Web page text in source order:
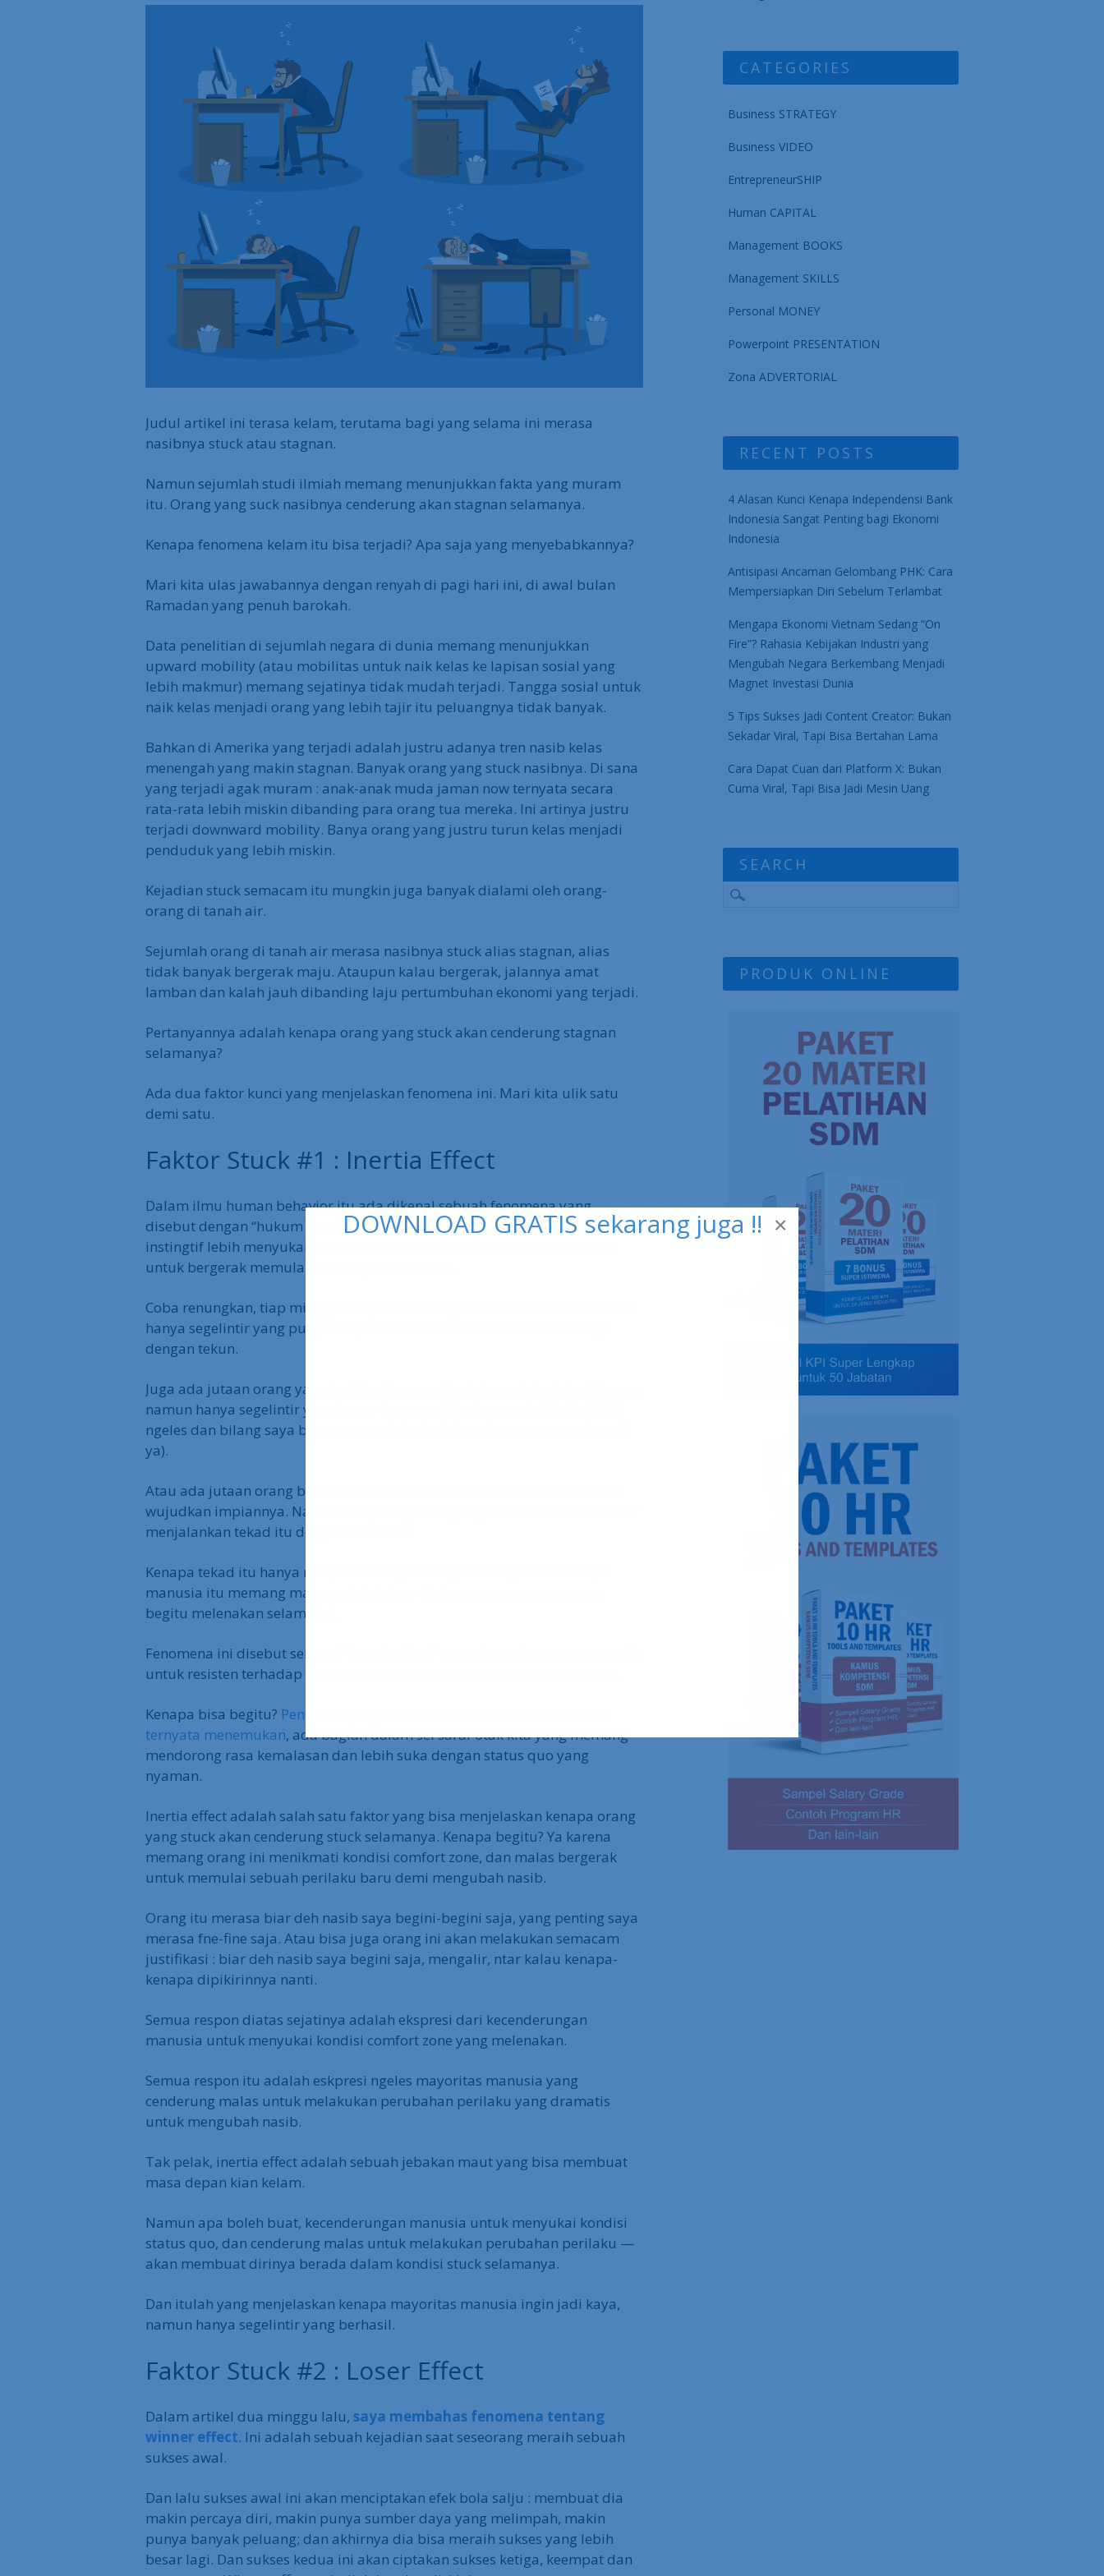
DOWNLOAD GRATIS sekarang juga !!
Judul artikel ini terasa kelam, terutama bagi yang selama ini merasa
nasibnya stuck atau stagnan.
Namun sejumlah studi ilmiah memang menunjukkan fakta yang muram
itu. Orang yang suck nasibnya cenderung akan stagnan selamanya.
Kenapa fenomena kelam itu bisa terjadi? Apa saja yang menyebabkannya?
Mari kita ulas jawabannya dengan renyah di pagi hari ini, di awal bulan
Ramadan yang penuh barokah.
Data penelitian di sejumlah negara di dunia memang menunjukkan
upward mobility (atau mobilitas untuk naik kelas ke lapisan sosial yang
lebih makmur) memang sejatinya tidak mudah terjadi. Tangga sosial untuk
naik kelas menjadi orang yang lebih tajir itu peluangnya tidak banyak.
Bahkan di Amerika yang terjadi adalah justru adanya tren nasib kelas
menengah yang makin stagnan. Banyak orang yang stuck nasibnya. Di sana
yang terjadi agak muram : anak-anak muda jaman now ternyata secara
rata-rata lebih miskin dibanding para orang tua mereka. Ini artinya justru
terjadi downward mobility. Banya orang yang justru turun kelas menjadi
penduduk yang lebih miskin.
Kejadian stuck semacam itu mungkin juga banyak dialami oleh orang-
orang di tanah air.
Sejumlah orang di tanah air merasa nasibnya stuck alias stagnan, alias
tidak banyak bergerak maju. Ataupun kalau bergerak, jalannya amat
lamban dan kalah jauh dibanding laju pertumbuhan ekonomi yang terjadi.
Pertanyannya adalah kenapa orang yang stuck akan cenderung stagnan
selamanya?
Ada dua faktor kunci yang menjelaskan fenomena ini. Mari kita ulik satu
demi satu.
Faktor Stuck #1 : Inertia Effect
Dalam ilmu human behavior itu ada dikenal sebuah fenomena yang
disebut dengan “hukum inersia”. Artinya : ternyata manusia itu secara
instingtif lebih menyukai kenyamanan status quo, dan cenderung malas
untuk bergerak memulai sebuah perilaku baru.
Coba renungkan, tiap minggu ada jutaan orang bertekad mau diet, namun
hanya segelintir yang punya disiplin untuk benar-benar melakukannya
dengan tekun.
Juga ada jutaan orang yang bertekad mau rajin olahraga biar tubuh bugar,
namun hanya segelintir yang benar-benar melakukannya (lebih dari 80%
ngeles dan bilang saya baru mau mulai saja kok malasnya setengah mati
ya).
Atau ada jutaan orang bertekad untuk memulai suatu inisitif baru untuk
wujudkan impiannya. Namun hanya segelintir yang kemudian benar-benar
menjalankan tekad itu dengan konsisten.
Kenapa tekad itu hanya menjadi omong kosong? Sebab pada dasarnya
manusia itu memang malas untuk keluar dari zona nyamannya, yang
begitu melenakan selama ini.
Fenomena ini disebut sebagai “inertia effect” : atau kecenderungan manusia
untuk resisten terhadap perubahan perilaku yang drastis dalam dirinya.
Kenapa bisa begitu? Penelitian yang mendalami struktur otak manusia
ternyata menemukan, ada bagian dalam sel saraf otak kita yang memang
mendorong rasa kemalasan dan lebih suka dengan status quo yang
nyaman.
Inertia effect adalah salah satu faktor yang bisa menjelaskan kenapa orang
yang stuck akan cenderung stuck selamanya. Kenapa begitu? Ya karena
memang orang ini menikmati kondisi comfort zone, dan malas bergerak
untuk memulai sebuah perilaku baru demi mengubah nasib.
Orang itu merasa biar deh nasib saya begini-begini saja, yang penting saya
merasa fne-fine saja. Atau bisa juga orang ini akan melakukan semacam
justifikasi : biar deh nasib saya begini saja, mengalir, ntar kalau kenapa-
kenapa dipikirinnya nanti.
Semua respon diatas sejatinya adalah ekspresi dari kecenderungan
manusia untuk menyukai kondisi comfort zone yang melenakan.
Semua respon itu adalah eskpresi ngeles mayoritas manusia yang
cenderung malas untuk melakukan perubahan perilaku yang dramatis
untuk mengubah nasib.
Tak pelak, inertia effect adalah sebuah jebakan maut yang bisa membuat
masa depan kian kelam.
Namun apa boleh buat, kecenderungan manusia untuk menyukai kondisi
status quo, dan cenderung malas untuk melakukan perubahan perilaku —
akan membuat dirinya berada dalam kondisi stuck selamanya.
Dan itulah yang menjelaskan kenapa mayoritas manusia ingin jadi kaya,
namun hanya segelintir yang berhasil.
Faktor Stuck #2 : Loser Effect
Dalam artikel dua minggu lalu, saya membahas fenomena tentang
winner effect. Ini adalah sebuah kejadian saat seseorang meraih sebuah
sukses awal.
Dan lalu sukses awal ini akan menciptakan efek bola salju : membuat dia
makin percaya diri, makin punya sumber daya yang melimpah, makin
punya banyak peluang; dan akhirnya dia bisa meraih sukses yang lebih
besar lagi. Dan sukses kedua ini akan ciptakan sukses ketiga, keempat dan
CATEGORIES
Business STRATEGY
Business VIDEO
EntrepreneurSHIP
Human CAPITAL
Management BOOKS
Management SKILLS
Personal MONEY
Powerpoint PRESENTATION
Zona ADVERTORIAL
RECENT POSTS
4 Alasan Kunci Kenapa Independensi Bank
Indonesia Sangat Penting bagi Ekonomi
Indonesia
Antisipasi Ancaman Gelombang PHK: Cara
Mempersiapkan Diri Sebelum Terlambat
Mengapa Ekonomi Vietnam Sedang “On
Fire”? Rahasia Kebijakan Industri yang
Mengubah Negara Berkembang Menjadi
Magnet Investasi Dunia
5 Tips Sukses Jadi Content Creator: Bukan
Sekadar Viral, Tapi Bisa Bertahan Lama
Cara Dapat Cuan dari Platform X: Bukan
Cuma Viral, Tapi Bisa Jadi Mesin Uang
SEARCH
PRODUK ONLINE